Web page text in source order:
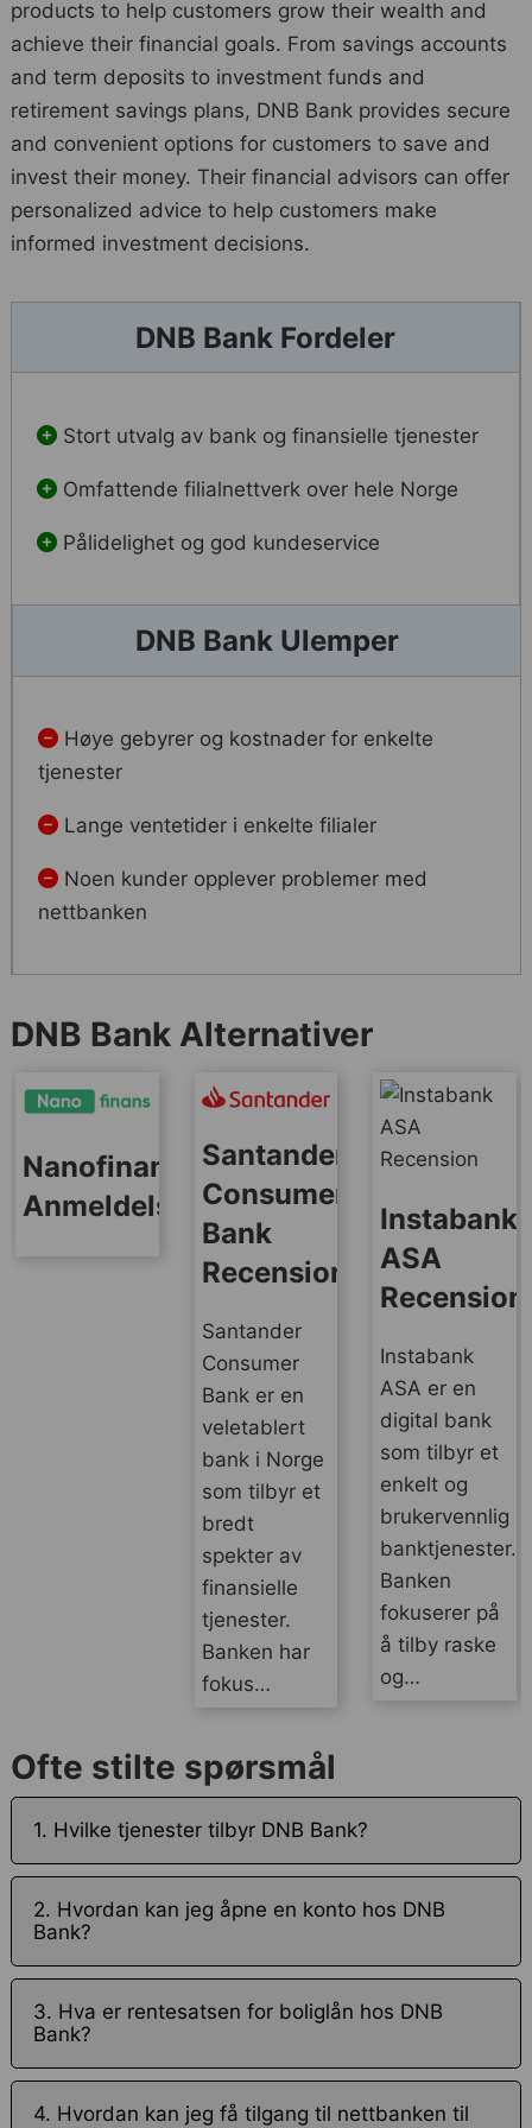
products to help customers grow their wealth and
achieve their financial goals. From savings accounts
and term deposits to investment funds and
retirement savings plans, DNB Bank provides secure
and convenient options for customers to save and
invest their money. Their financial advisors can offer
personalized advice to help customers make
informed investment decisions.
DNB Bank Fordeler
Stort utvalg av bank og finansielle tjenester
Omfattende filialnettverk over hele Norge
Pålidelighet og god kundeservice
DNB Bank Ulemper
Høye gebyrer og kostnader for enkelte
tjenester
Lange ventetider i enkelte filialer
Noen kunder opplever problemer med
nettbanken
DNB Bank Alternativer
Nanofinans
Anmeldelse
Santander
Consumer
Bank
Recension
Santander
Consumer
Bank er en
veletablert
bank i Norge
som tilbyr et
bredt
spekter av
finansielle
tjenester.
Banken har
fokus…
Instabank
ASA
Recension
Instabank
ASA er en
digital bank
som tilbyr et
enkelt og
brukervennlig
banktjenester.
Banken
fokuserer på
å tilby raske
og…
Ofte stilte spørsmål
1. Hvilke tjenester tilbyr DNB Bank?
2. Hvordan kan jeg åpne en konto hos DNB
Bank?
3. Hva er rentesatsen for boliglån hos DNB
Bank?
4. Hvordan kan jeg få tilgang til nettbanken til